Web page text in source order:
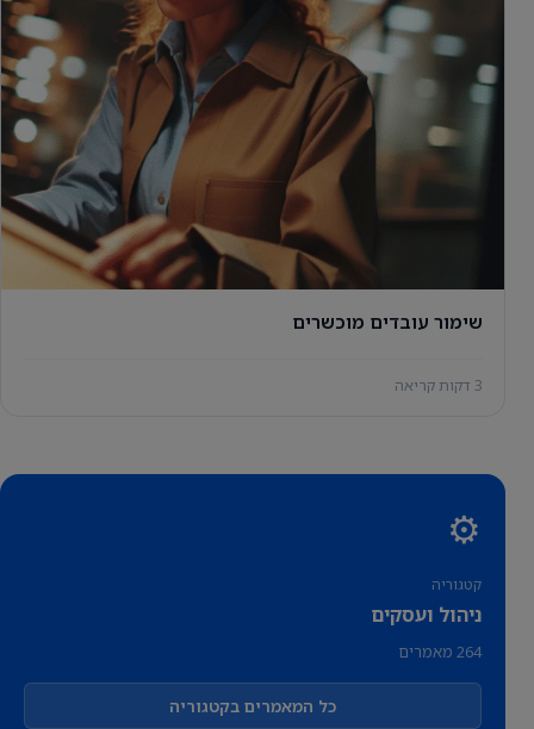
שימור עובדים מוכשרים
3 דקות קריאה
⚙️
קטגוריה
ניהול ועסקים
264 מאמרים
כל המאמרים בקטגוריה